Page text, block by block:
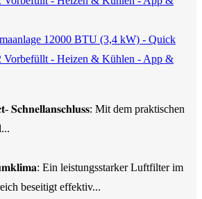
12000 BTU (3,4 kW) - Quick
Vorbefüllt - Heizen & Kühlen - App &
𝐒𝐜𝐡𝐧𝐞𝐥𝐥𝐚𝐧𝐬𝐜𝐡𝐥𝐮𝐬𝐬: Mit dem praktischen
Ein leistungsstarker Luftfilter im
beseitigt effektiv...